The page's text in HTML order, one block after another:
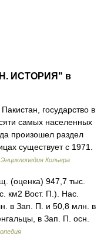
ИСТОРИЯ" в
государство в
самых населенных
произошел раздел
существует с 1971.
Энциклопедия Кольера
(оценка) 947,7 тыс.
км2 Вост. П.). Нас.
в Зап. П. и 50,8 млн. в
в Зап. П. осн.